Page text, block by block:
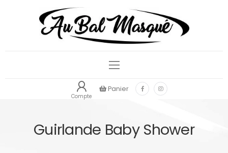
Compte
Panier
Guirlande Baby Shower